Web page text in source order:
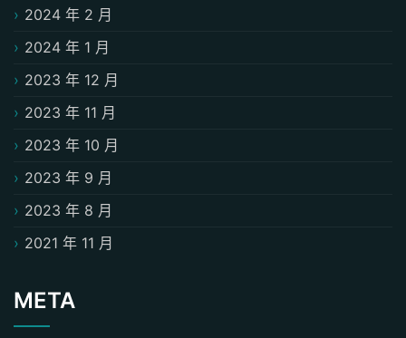
2024 年 2 月
2024 年 1 月
2023 年 12 月
2023 年 11 月
2023 年 10 月
2023 年 9 月
2023 年 8 月
2021 年 11 月
META